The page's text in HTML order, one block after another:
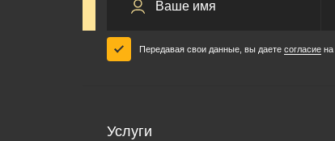
Передавая свои данные, вы даете согласие на
Услуги